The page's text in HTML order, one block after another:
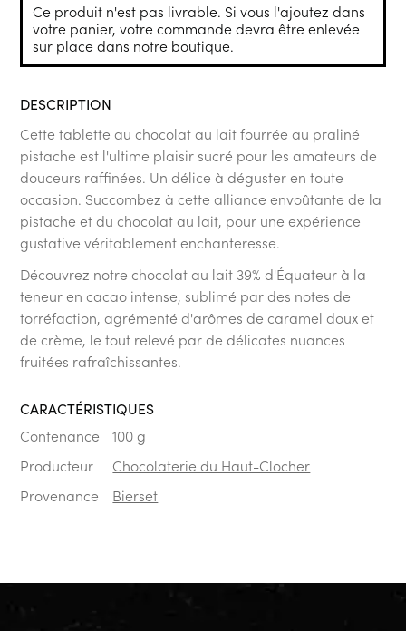
Ce produit n'est pas livrable. Si vous l'ajoutez dans
votre panier, votre commande devra être enlevée
sur place dans notre boutique.
DESCRIPTION
Cette tablette au chocolat au lait fourrée au praliné
pistache est l'ultime plaisir sucré pour les amateurs de
douceurs raffinées. Un délice à déguster en toute
occasion. Succombez à cette alliance envoûtante de la
pistache et du chocolat au lait, pour une expérience
gustative véritablement enchanteresse.
Découvrez notre chocolat au lait 39% d'Équateur à la
teneur en cacao intense, sublimé par des notes de
torréfaction, agrémenté d'arômes de caramel doux et
de crème, le tout relevé par de délicates nuances
fruitées rafraîchissantes.
CARACTÉRISTIQUES
Contenance
100 g
Producteur
Chocolaterie du Haut-Clocher
Provenance
Bierset